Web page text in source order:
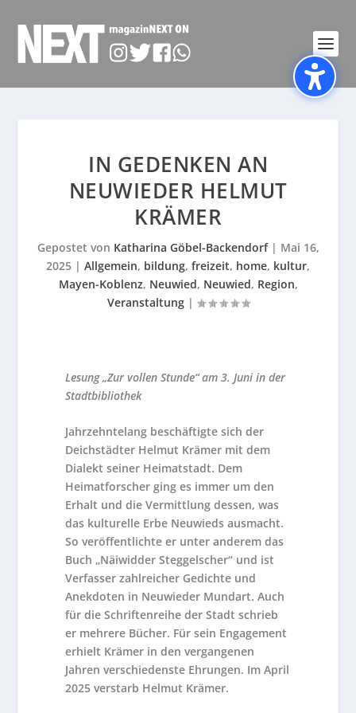
IN GEDENKEN AN
NEUWIEDER HELMUT
KRÄMER
Gepostet von Katharina Göbel-Backendorf| Mai 16,
2025 | Allgemein, bildung, freizeit, home, kultur,
Mayen-Koblenz, Neuwied, Neuwied, Region,
Veranstaltung|
Lesung „Zur vollen Stunde“ am 3. Juni in der
Stadtbibliothek
Jahrzehntelang beschäftigte sich der
Deichstädter Helmut Krämer mit dem
Dialekt seiner Heimatstadt. Dem
Heimatforscher ging es immer um den
Erhalt und die Vermittlung dessen, was
das kulturelle Erbe Neuwieds ausmacht.
So veröffentlichte er unter anderem das
Buch „Näiwidder Steggelscher“ und ist
Verfasser zahlreicher Gedichte und
Anekdoten in Neuwieder Mundart. Auch
für die Schriftenreihe der Stadt schrieb
er mehrere Bücher. Für sein Engagement
erhielt Krämer in den vergangenen
Jahren verschiedenste Ehrungen. Im April
2025 verstarb Helmut Krämer.